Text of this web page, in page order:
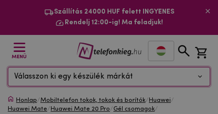
Szállítás 24000 HUF felett INGYENES
Rendelj 12:00-ig! Ma feladjuk!
MENÜ
Válasszon ki egy készülék márkát
Honlap/Mobiltelefon tokok, tokok és borítók/ Huawei/
Huawei Mate/ Huawei Mate 20 Pro/Gél csomagok/